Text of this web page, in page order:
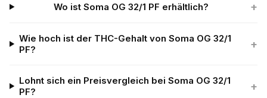
Wo ist Soma OG 32/1 PF erhältlich? +
Wie hoch ist der THC-Gehalt von Soma OG 32/1
PF?
+
Lohnt sich ein Preisvergleich bei Soma OG 32/1
PF?
+